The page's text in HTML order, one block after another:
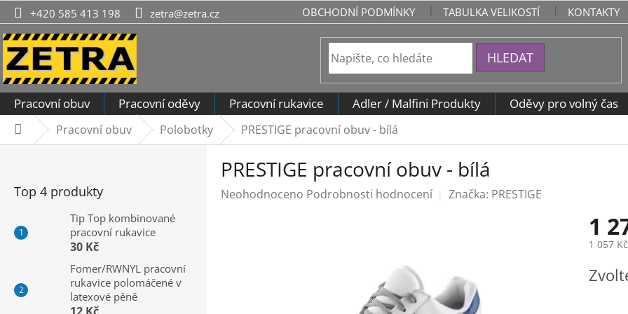
Přejít
na
obsah
+420 585 413 198 zetra@zetra.cz OBCHODNÍ PODMÍNKY TABULKA VELIKOSTÍ KONTAKTY
HLEDAT
Pracovní obuv Pracovní oděvy Pracovní rukavice Adler / Malfini Produkty Oděvy pro volný čas
DomůPracovní obuv Polobotky PRESTIGE pracovní obuv - bílá
Top 4 produkty
Tip Top kombinované
pracovní rukavice
30 Kč
Fomer/RWNYL pracovní
rukavice polomáčené v
latexové pěně
PRESTIGE pracovní obuv - bílá
Průměrné
Neohodnoceno Podrobnosti hodnocení Značka: PRESTIGE
1
1 057
cena: